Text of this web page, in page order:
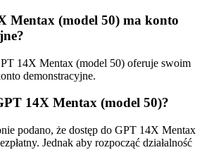
Mentax (model 50) ma konto
14X Mentax (model 50) oferuje swoim
demonstracyjne.
14X Mentax (model 50)?
podano, że dostęp do GPT 14X Mentax
Jednak aby rozpocząć działalność